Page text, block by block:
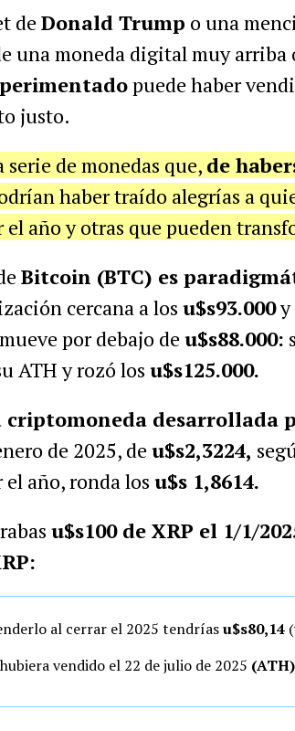
de Donald Trump o una
una moneda digital muy arriba
puede haber
justo.
serie de monedas que, de
haber traído alegrías a
año y otras que pueden
Bitcoin (BTC) es
cercana a los u$s93.000y
por debajo de u$s88.000:
ATH y rozó los u$s125.000.
criptomoneda desarrollada
de 2025, de u$s2,3224,
el año, ronda los u$s 1,8614.
u$s100 de XRP el 1/1/
al cerrar el 2025 tendríasu$s80,14
vendido el 22 de julio de 2025